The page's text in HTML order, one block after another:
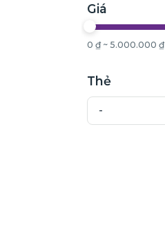
Giá
0 ₫ ~ 5.000.000 ₫
Thẻ